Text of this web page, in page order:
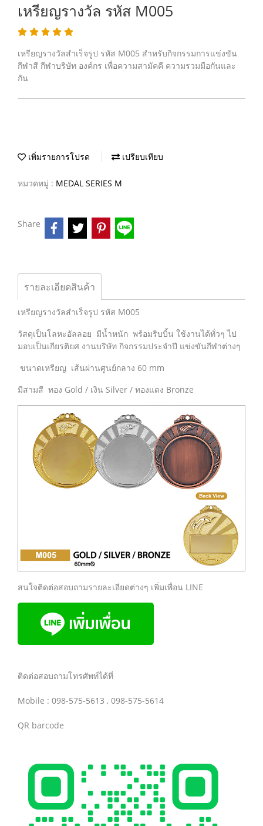
เหรียญรางวัล รหัส M005
เหรียญรางวัลสำเร็จรูป รหัส M005 สำหรับกิจกรรมการแข่งขัน
กีฬาสี กีฬาบริษัท องค์กร เพื่อความสามัคคี ความรวมมือกันและ
กัน
เพิ่มรายการโปรด เปรียบเทียบ
หมวดหมู่ : MEDAL SERIES M
Share
รายละเอียดสินค้า
เหรียญรางวัลสำเร็จรูป รหัส M005
วัสดุเป็นโลหะอัลลอย มีน้ำหนัก พร้อมริบบิ้น ใช้งานได้ทั่วๆ ไป
มอบเป็นเกียรติยศ งานบริษัท กิจกรรมประจำปี แข่งขันกีฬาต่างๆ
ขนาดเหรียญ เส้นผ่านศูนย์กลาง 60 mm
มีสามสี ทอง Gold / เงิน Silver / ทองแดง Bronze
สนใจติดต่อสอบถามรายละเอียดต่างๆ เพิ่มเพื่อน LINE
ติดต่อสอบถามโทรศัพท์ได้ที่
Mobile : 098-575-5613 , 098-575-5614
QR barcode